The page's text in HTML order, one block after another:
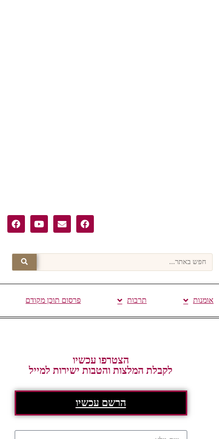
אומנות תרבות פרסום תוכן מקודם
הצטרפו עכשיו
לקבלת המלצות והטבות ישירות למייל
הרשם עכשיו